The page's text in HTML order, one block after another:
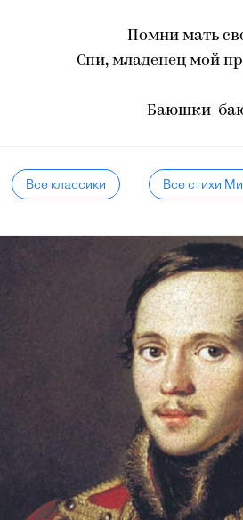
Помни мать
Спи, младенец мой
Баюшки-
Все классики Все стихи